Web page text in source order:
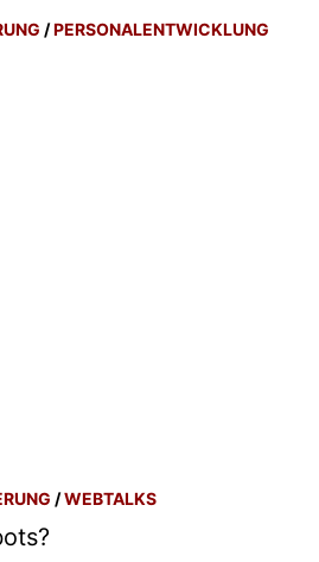
/PERSONALENTWICKLUNG
/WEBTALKS